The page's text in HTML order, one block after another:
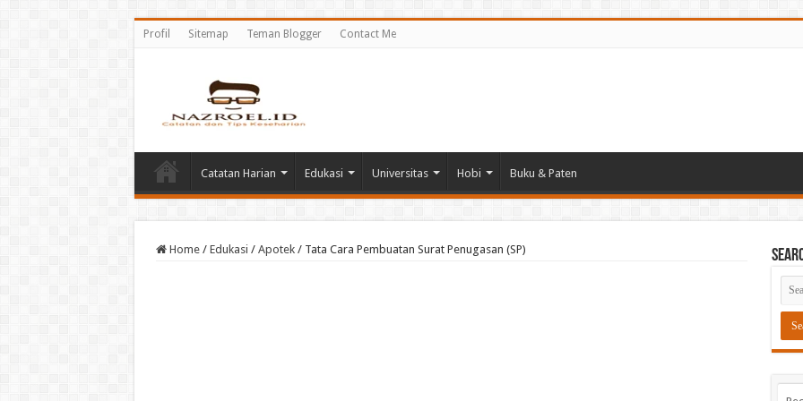
Profil Sitemap Teman Blogger Contact Me
Catatan Harian Edukasi Universitas Hobi Buku & Paten
Home / Edukasi / Apotek / Tata Cara Pembuatan Surat Penugasan (SP)